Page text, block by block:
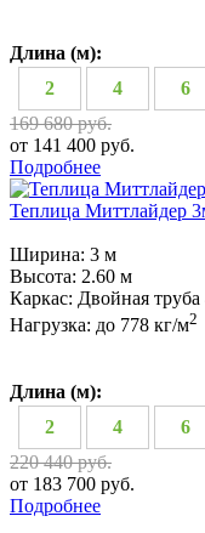
Длина (м):
2
4 6
169 680 руб.
от 141 400 руб.
Подробнее
Теплица Миттлайдер
Ширина: 3 м
Высота: 2.60 м
Каркас: Двойная
Нагрузка: до 778 кг/м2
Длина (м):
2
4 6
220 440 руб.
от 183 700 руб.
Подробнее